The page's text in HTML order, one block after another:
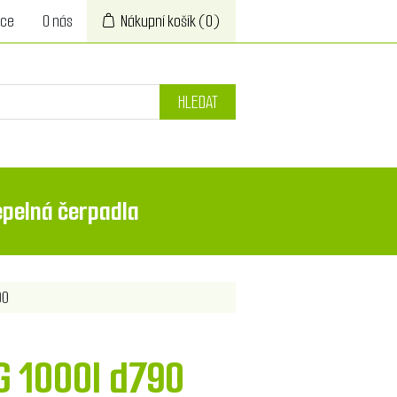
O nás Nákupní košík(0)
HLEDAT
čerpadla
1000l d790